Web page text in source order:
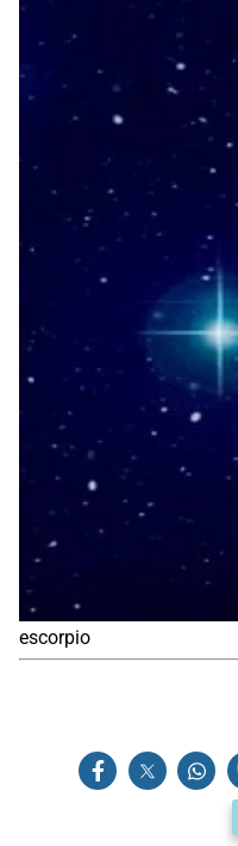
escorpio